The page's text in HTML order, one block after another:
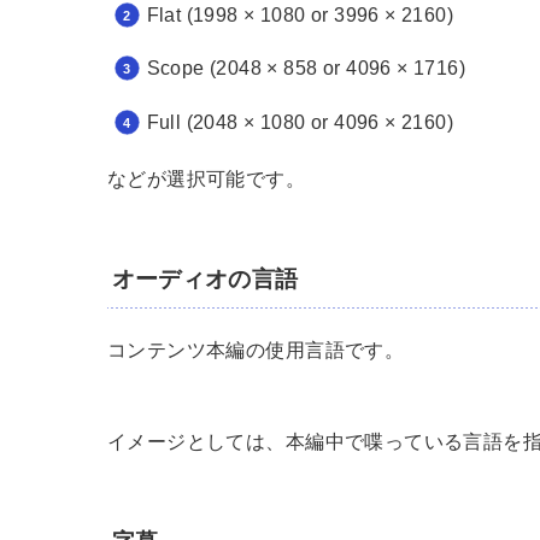
Flat (1998 × 1080 or 3996 × 2160)
Scope (2048 × 858 or 4096 × 1716)
Full (2048 × 1080 or 4096 × 2160)
などが選択可能です。
オーディオの言語
コンテンツ本編の使用言語です。
イメージとしては、本編中で喋っている言語を指